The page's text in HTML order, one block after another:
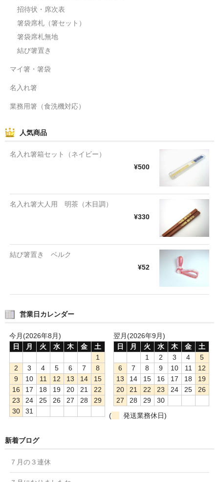
招待状・席次表
箸袋席札（箸セット）
箸袋席札無地
結び箸置き
マイ箸・箸袋
名入れ箸
業務用箸（食洗機対応）
人気商品
名入れ箸箱セット（ネイビー）
¥500
名入れ箸大人用 明茶（木目調）
¥330
結び箸置き ベルク
¥52
営業日カレンダー
今月(2026年8月)
日
月 火 水 木 金
土
1
2
3 4 5 6 7
8
9
10 11 12 13 14
15
16
17 18 19 20 21
22
23
24 25 26 27 28
29
30
31
翌月(2026年9月)
日
月 火 水 木 金
土
1
2 3 4
5
6
7 8 9 10 11
12
13
14 15 16 17 18
19
20
21 22 23 24 25
26
27
28 29
30
(
発送業務休日)
新着ブログ
７月の３連休